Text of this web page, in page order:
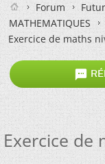
Forum
MATHEMATIQUES
Exercice de maths

Exercice de